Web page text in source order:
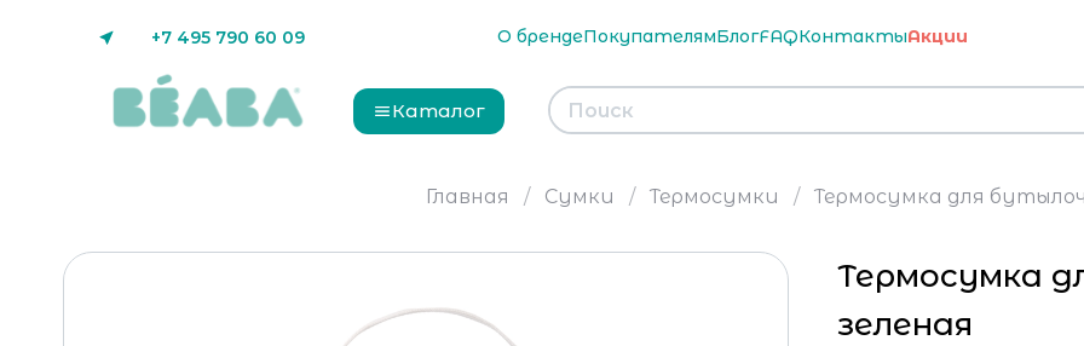
+7 495 790 60 09 О брендеПокупателямБлогFAQКонтактыАкции
Каталог
Главная Сумки Термосумки Термосумка для
Термосумка
зеленая